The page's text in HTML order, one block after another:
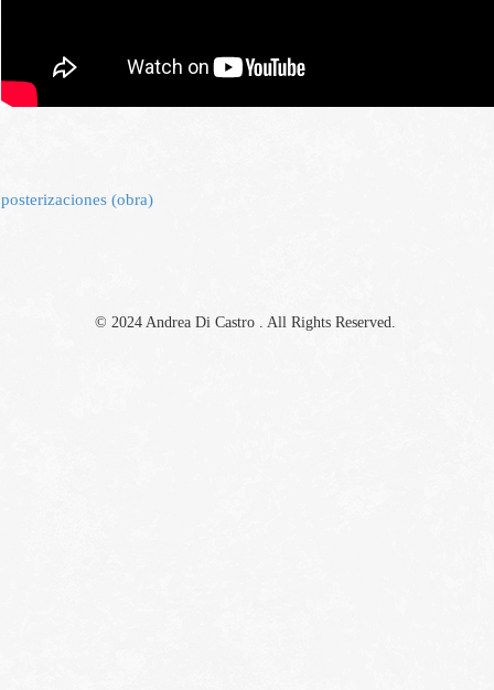
posterizaciones (obra)
© 2024 Andrea Di Castro . All Rights Reserved.